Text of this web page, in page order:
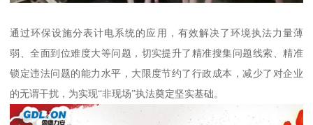
通过环保设施分表计电系统的应用，有效解决了环境执法力量薄
弱、全面到位难度大等问题，切实提升了精准搜集问题线索、精准
锁定违法问题的能力水平，大限度节约了行政成本，减少了对企业
的无谓干扰，为实现“非现场”执法奠定坚实基础。